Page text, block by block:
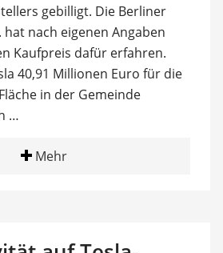
gebilligt. Die Berliner
hat nach eigenen Angaben
Kaufpreis dafür erfahren.
40,91 Millionen Euro für die
in der Gemeinde
…
Mehr